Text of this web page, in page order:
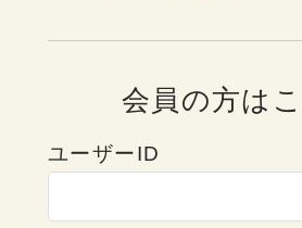
会員の方は
ユーザーID